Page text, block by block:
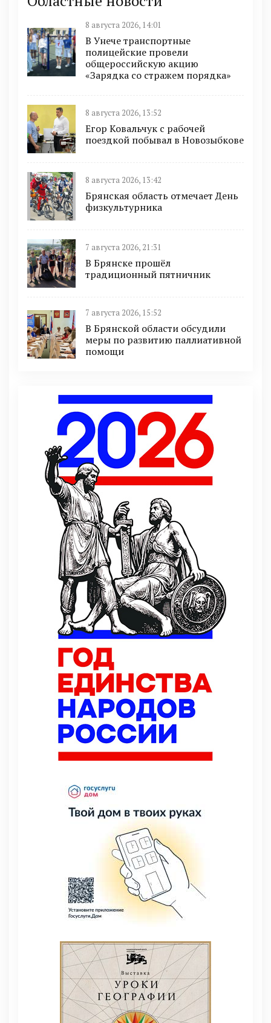
8 августа 2026, 14:01
В Унече транспортные
полицейские провели
общероссийскую акцию
«Зарядка со стражем порядка»
8 августа 2026, 13:52
Егор Ковальчук с рабочей
поездкой побывал в Новозыбкове
8 августа 2026, 13:42
Брянская область отмечает День
физкультурника
7 августа 2026, 21:31
В Брянске прошёл
традиционный пятничник
7 августа 2026, 15:52
В Брянской области обсудили
меры по развитию паллиативной
помощи